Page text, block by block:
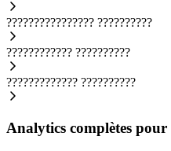
???????????????? ??????????
???????????? ??????????
????????????? ??????????
Analytics complètes pour